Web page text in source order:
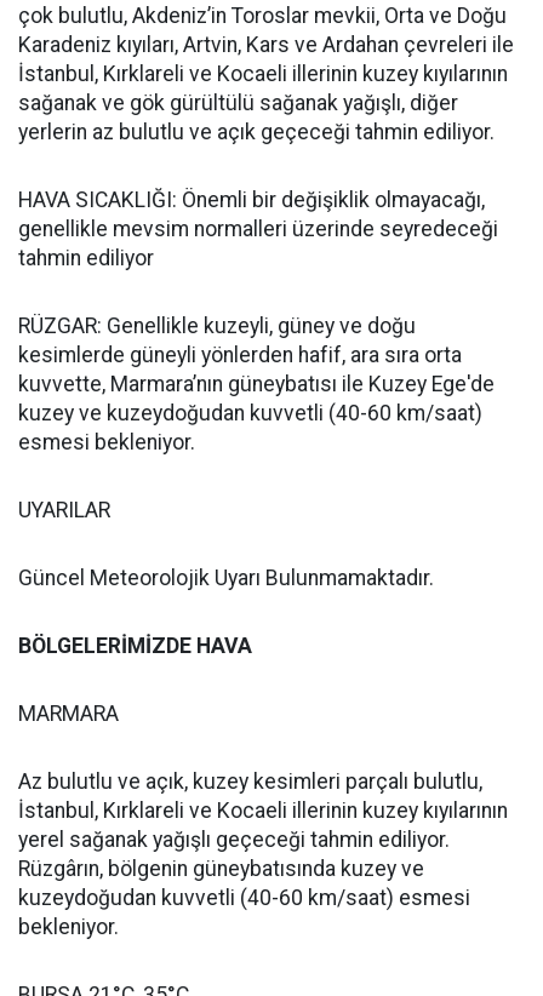
çok bulutlu, Akdeniz’in Toroslar mevkii, Orta ve Doğu
Karadeniz kıyıları, Artvin, Kars ve Ardahan çevreleri ile
İstanbul, Kırklareli ve Kocaeli illerinin kuzey kıyılarının
sağanak ve gök gürültülü sağanak yağışlı, diğer
yerlerin az bulutlu ve açık geçeceği tahmin ediliyor.
HAVA SICAKLIĞI: Önemli bir değişiklik olmayacağı,
genellikle mevsim normalleri üzerinde seyredeceği
tahmin ediliyor
RÜZGAR: Genellikle kuzeyli, güney ve doğu
kesimlerde güneyli yönlerden hafif, ara sıra orta
kuvvette, Marmara’nın güneybatısı ile Kuzey Ege'de
kuzey ve kuzeydoğudan kuvvetli (40-60 km/saat)
esmesi bekleniyor.
UYARILAR
Güncel Meteorolojik Uyarı Bulunmamaktadır.
BÖLGELERİMİZDE HAVA
MARMARA
Az bulutlu ve açık, kuzey kesimleri parçalı bulutlu,
İstanbul, Kırklareli ve Kocaeli illerinin kuzey kıyılarının
yerel sağanak yağışlı geçeceği tahmin ediliyor.
Rüzgârın, bölgenin güneybatısında kuzey ve
kuzeydoğudan kuvvetli (40-60 km/saat) esmesi
bekleniyor.